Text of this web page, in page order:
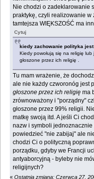
Nie chodzi o zadeklarowanie
praktykę, czyli realizowanie w
tamtejsza WIĘKSZOŚĆ ma
Cytuj
kiedy zachowanie polityka
Kiedy powołują się na religię
głoszone przez ich religię .
Tu mam wrażenie, że
ale nie każdy czworonóg jest
głoszone przez ich religię ma
zrównoważony i "porządny"
głoszone przez 99% religii.
matkę swoją itd. A jeśli Ci
nazw i symboli
powiedzieć "nie zabijaj" ale
chodzi Ci o polityczną
porządku, gdyby we Francji
antyaborcyjną - byleby nie
religijnych?
« Ostatnia zmiana: Czerwca 27,